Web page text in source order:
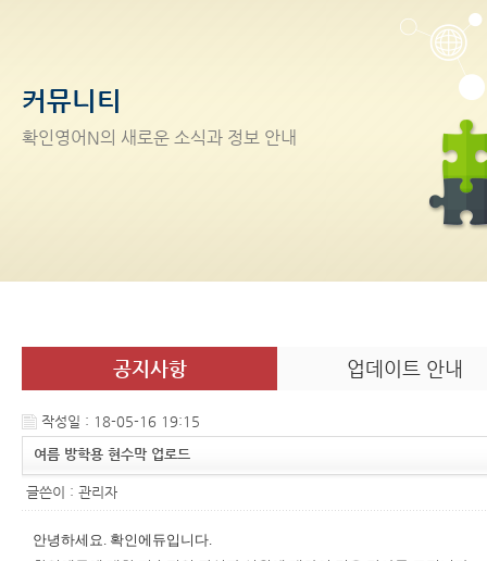
커뮤니티
확인영어 N의 새로운 소식과 정보 안내
공지사항 업데이트 안내
작성일 : 18-05-16 19:15
여름 방학용 현수막 업로드
글쓴이 : 관리자
안녕하세요. 확인에듀입니다.